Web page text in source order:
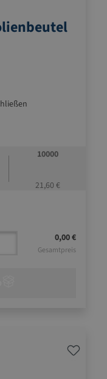
10000
21,60 €
0,00 €
Gesamtpreis